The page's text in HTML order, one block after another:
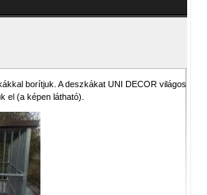
borítjuk. A deszkákat UNI DECOR világos
el (a képen látható).